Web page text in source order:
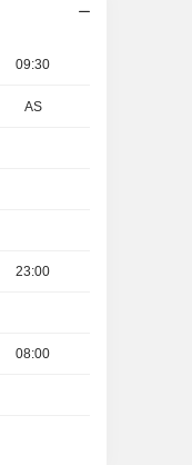
09:30
AS
23:00
08:00